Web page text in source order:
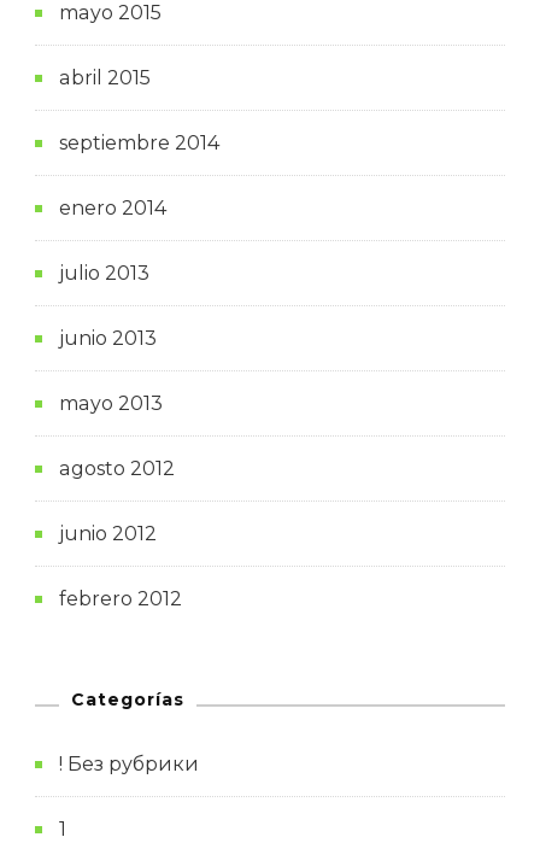
mayo 2015
abril 2015
septiembre 2014
enero 2014
julio 2013
junio 2013
mayo 2013
agosto 2012
junio 2012
febrero 2012
Categorías
! Без рубрики
1